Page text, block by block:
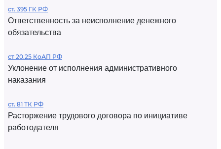
ст. 395 ГК РФ
Ответственность за неисполнение денежного
обязательства
ст 20.25 КоАП РФ
Уклонение от исполнения административного
наказания
ст. 81 ТК РФ
Расторжение трудового договора по инициативе
работодателя